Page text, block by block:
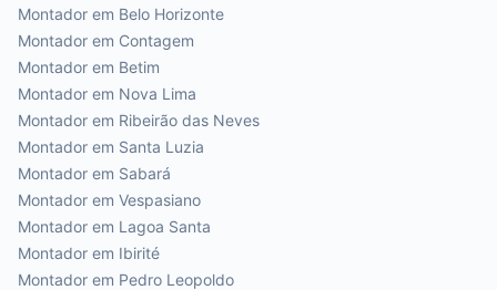
Montador em Belo Horizonte
Montador em Contagem
Montador em Betim
Montador em Nova Lima
Montador em Ribeirão das Neves
Montador em Santa Luzia
Montador em Sabará
Montador em Vespasiano
Montador em Lagoa Santa
Montador em Ibirité
Montador em Pedro Leopoldo